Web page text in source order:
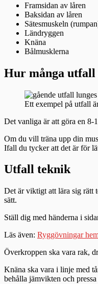
Framsidan av låren
Baksidan av låren
Sätesmuskeln
Ländryggen
Knäna
Bålmusklerna
Hur många utfall
Ett exempel på utfall
Det vanliga är att göra en 8-
Om du vill träna upp din
Ifall du tycker att det är för
Utfall teknik
Det är viktigt att lära sig rätt
sätt.
Ställ dig med händerna i
Läs även: Ryggövningar
Överkroppen ska vara rak,
Knäna ska vara i linje med
behålla jämvikten och